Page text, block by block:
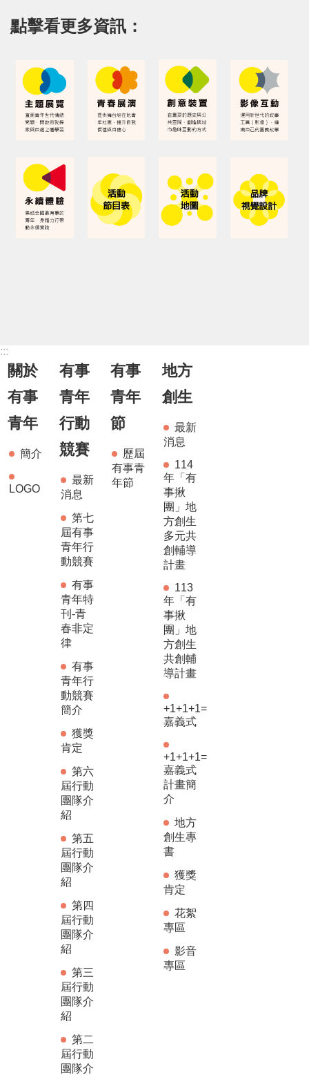
點擊看更多資訊：
:::
關於
有事
青年
簡介
LOGO
有事
青年
行動
競賽
最新
消息
第七
屆有事
青年行
動競賽
有事
青年特
刊-青
春非定
律
有事
青年行
動競賽
簡介
獲獎
肯定
第六
屆行動
團隊介
紹
第五
屆行動
團隊介
紹
第四
屆行動
團隊介
紹
第三
屆行動
團隊介
紹
第二
屆行動
團隊介
有事
青年
節
歷屆
有事青
年節
地方
創生
最新
消息
114
年「有
事揪
團」地
方創生
多元共
創輔導
計畫
113
年「有
事揪
團」地
方創生
共創輔
導計畫
+1+1+1=
嘉義式
+1+1+1=
嘉義式
計畫簡
介
地方
創生專
書
獲獎
肯定
花絮
專區
影音
專區